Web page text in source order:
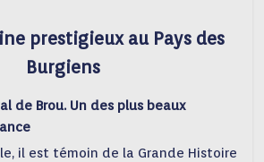
prestigieux au Pays des
Burgiens
de Brou. Un des plus beaux
il est témoin de la Grande Histoire